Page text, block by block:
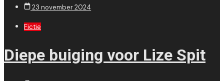
23 november 2024
Fictie
Diepe buiging voor Lize Spit